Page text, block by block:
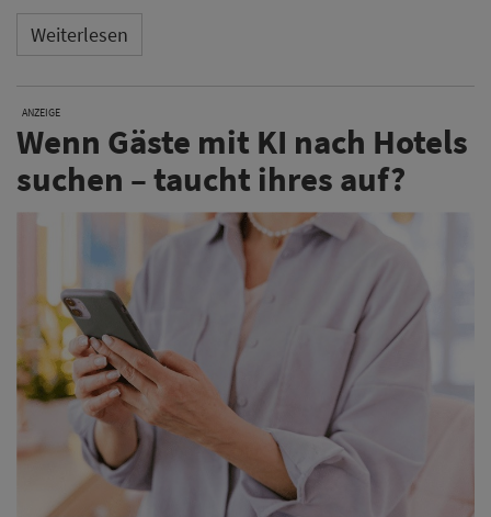
Weiterlesen
ANZEIGE
Wenn Gäste mit KI nach Hotels
suchen – taucht ihres auf?